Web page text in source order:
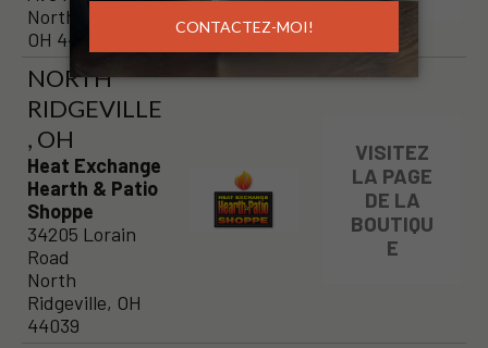
North Canton,
OH 44720
NORTH
RIDGEVILLE
, OH
Heat Exchange
Hearth & Patio
Shoppe
34205 Lorain
Road
North
Ridgeville, OH
44039
VISITEZ
LA PAGE
DE LA
BOUTIQU
E